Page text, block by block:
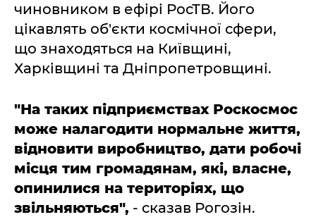
чиновником в ефірі РосТВ. Його
цікавлять об'єкти космічної сфери,
що знаходяться на Київщині,
Харківщині та Дніпропетровщині.
"На таких підприємствах Роскосмос
може налагодити нормальне життя,
відновити виробництво, дати робочі
місця тим громадянам, які, власне,
опинилися на територіях, що
звільняються", - сказав Рогозін.